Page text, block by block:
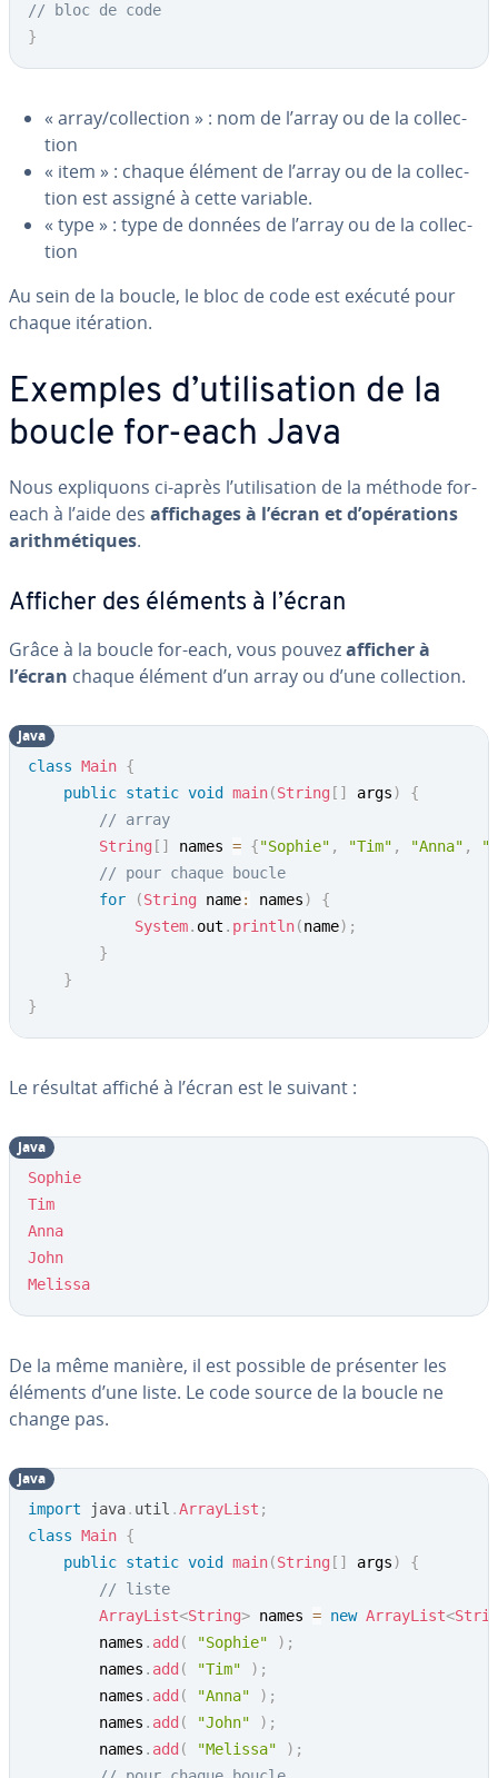
// bloc de code
}
« array/col­lec­tion » : nom de l’array ou de la col­lec­
tion
« item » : chaque élément de l’array ou de la col­lec­
tion est assigné à cette variable.
« type » : type de données de l’array ou de la col­lec­
tion
Au sein de la boucle, le bloc de code est exécuté pour
chaque itération.
Exemples d’uti­li­sa­tion de la
boucle for-each Java
Nous ex­pli­quons ci-après l’uti­li­sa­tion de la méthode for-
each à l’aide des af­fi­chages à l’écran et d’opé­ra­tions
arith­mé­tiques.
Afficher des éléments à l’écran
Grâce à la boucle for-each, vous pouvezafficher à
l’écran chaque élément d’un array ou d’une col­lec­tion.
class Main {
public static void main(String [ ] args)
{
// array
String [ ] names = {"Sophie" , "Tim" , "Anna" ,
// pour chaque boucle
for
(String name: names)
{
System. out . println(name) ;
}
}
}
Java
Le résultat affiché à l’écran est le suivant :
Sophie
Tim
Anna
John
Melissa
Java
De la même manière, il est possible de présenter les
éléments d’une liste. Le code source de la boucle ne
change pas.
import java. util .ArrayList ;
class Main {
public static void main(String [ ] args)
{
// liste
ArrayList<String> names = new ArrayList<
        names
. add ( "Sophie" ) ;
        names
. add ( "Tim" ) ;
        names
. add ( "Anna" ) ;
        names
. add ( "John" ) ;
        names
. add ( "Melissa" ) ;
Java